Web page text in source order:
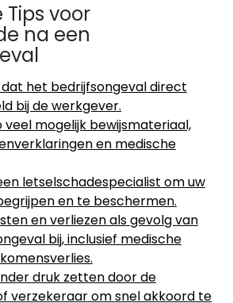
Tips voor
na een
het bedrijfsongeval direct
bij de werkgever.
veel mogelijk bewijsmateriaal,
en medische
letselschadespecialist om uw
en te beschermen.
en verliezen als gevolg van
bij, inclusief medische
druk zetten door de
verzekeraar om snel akkoord te